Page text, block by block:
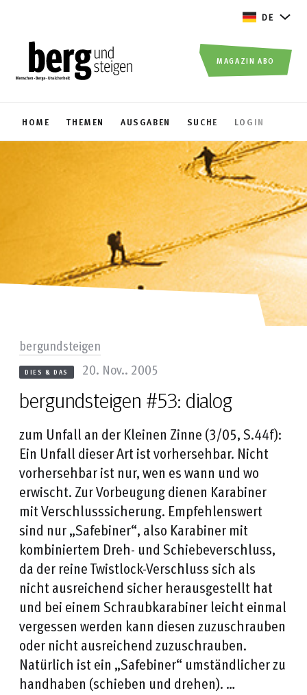
DE
HOME THEMEN AUSGABEN SUCHE LOGIN
MAGAZIN ABO
bergundsteigen #53: dialog
DIES & DAS 20. Nov.. 2005
bergundsteigen
zum Unfall an der Kleinen Zinne (3/05, S.44f):
Ein Unfall dieser Art ist vorhersehbar. Nicht
vorhersehbar ist nur, wen es wann und wo
erwischt. Zur Vorbeugung dienen Karabiner
mit Verschlusssicherung. Empfehlenswert
sind nur „Safebiner“, also Karabiner mit
kombiniertem Dreh- und Schiebeverschluss,
da der reine Twistlock-Verschluss sich als
nicht ausreichend sicher herausgestellt hat
und bei einem Schraubkarabiner leicht einmal
vergessen werden kann diesen zuzuschrauben
oder nicht ausreichend zuzuschrauben.
Natürlich ist ein „Safebiner“ umständlicher zu
handhaben (schieben und drehen). …